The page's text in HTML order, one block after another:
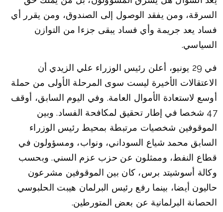
السرقة، ومن يفقد الوصول إلى الصندوق، ومن يقرر أي
فساد يعد جريمة وأي فساد يبقى جزءا من التوازن
السياسي.
في 29 يونيو، أعلن رئيس الوزراء علي الزيدي أن
الاعتقالات الأخيرة ليست سوى المرحلة الأولى من حملة
أوسع لاستعادة الأموال العامة. وفي اليوم السابق، أوقف
47 شخصا في إطار تحقيق لمكافحة الفساد. وبين
الموقوفين شخصيات مرتبطة بمحيط رئيس الوزراء
السابق محمد شياع السوداني، ونواب، ومسؤولون في
قطاع النفط، وممثلون عن حزب عزم السني. وبحسب
وكالة أسوشيتد برس، كان بين الموقوفين مشرعون
حاليون أيضا، بينما رفع رئيس البرلمان هيبت الحلبوسي
الحصانة البرلمانية عن بعض المتورطين.